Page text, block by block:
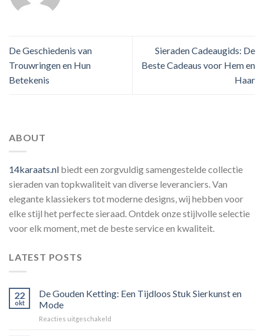
De Geschiedenis van
Trouwringen en Hun
Betekenis
Sieraden Cadeaugids: De
Beste Cadeaus voor Hem en
Haar
ABOUT
14karaats.nl biedt een zorgvuldig samengestelde collectie
sieraden van topkwaliteit van diverse leveranciers. Van
elegante klassiekers tot moderne designs, wij hebben voor
elke stijl het perfecte sieraad. Ontdek onze stijlvolle selectie
voor elk moment, met de beste service en kwaliteit.
LATEST POSTS
22
okt
De Gouden Ketting: Een Tijdloos Stuk Sierkunst en
Mode
Reacties uitgeschakeld